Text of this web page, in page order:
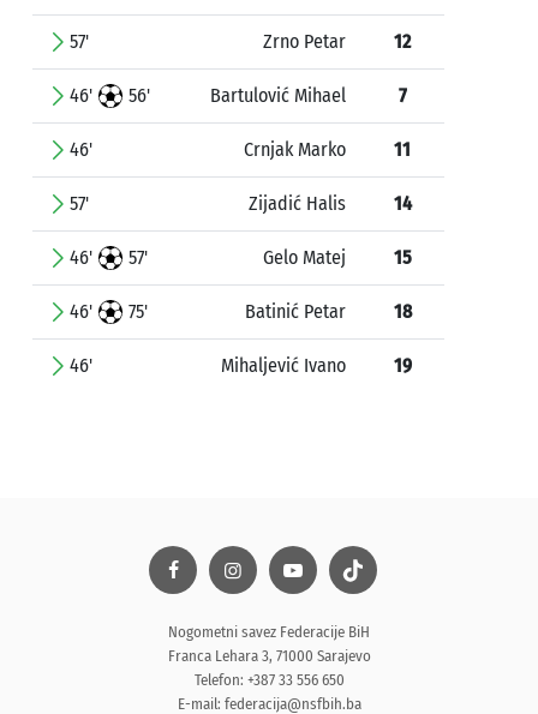
57' Zrno Petar 12
46' 56' Bartulović Mihael 7
46' Crnjak Marko 11
57' Zijadić Halis 14
46' 57' Gelo Matej 15
46' 75' Batinić Petar 18
46' Mihaljević Ivano 19
Nogometni savez Federacije BiH
Franca Lehara 3, 71000 Sarajevo
Telefon: +387 33 556 650
E-mail: federacija@nsfbih.ba